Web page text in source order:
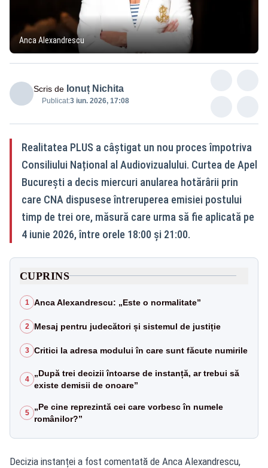
Anca Alexandrescu
Scris de Ionuț Nichita
Publicat:3 iun. 2026, 17:08
Realitatea PLUS a câștigat un nou proces împotriva
Consiliului Național al Audiovizualului. Curtea de Apel
București a decis miercuri anularea hotărârii prin
care CNA dispusese întreruperea emisiei postului
timp de trei ore, măsură care urma să fie aplicată pe
4 iunie 2026, între orele 18:00 și 21:00.
CUPRINS
1 Anca Alexandrescu: „Este o normalitate”
2 Mesaj pentru judecători și sistemul de justiție
3 Critici la adresa modului în care sunt făcute numirile
4
„După trei decizii întoarse de instanță, ar trebui să
existe demisii de onoare”
5
„Pe cine reprezintă cei care vorbesc în numele
românilor?”
Decizia instanței a fost comentată de Anca Alexandrescu,